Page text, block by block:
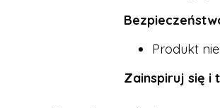
Produkt
Zainspiruj się i